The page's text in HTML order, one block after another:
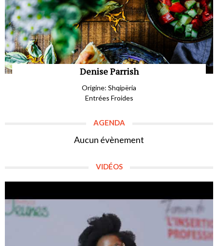
Denise Parrish
Origine: Shqipëria
Entrées Froides
AGENDA
Aucun évènement
VIDÉOS